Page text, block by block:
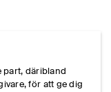
part, däribland
för att ge dig